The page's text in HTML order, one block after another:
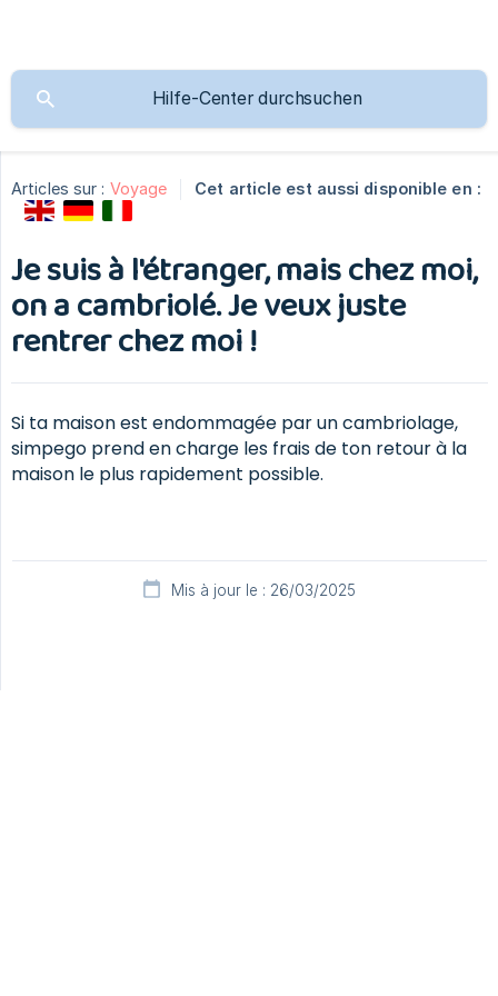
Articles sur : Voyage Cet article est aussi disponible en :
Je suis à l'étranger, mais chez moi,
on a cambriolé. Je veux juste
rentrer chez moi !
Si ta maison est endommagée par un cambriolage,
simpego prend en charge les frais de ton retour à la
maison le plus rapidement possible.
Mis à jour le : 26/03/2025